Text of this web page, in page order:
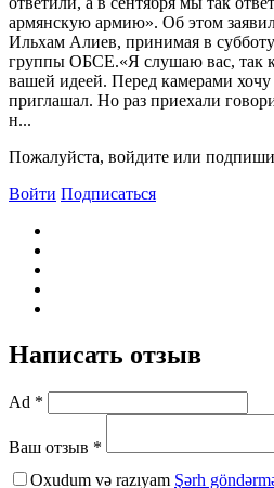
армянскую армию». Об этом
Ильхам Алиев, принимая в
группы ОБСЕ.«Я слушаю вас, так
вашей идеей. Перед камерами хочу
приглашал. Но раз приехали
н...
Пожалуйста, войдите или
Войти Подписаться
Написать отзыв
Ad *
Ваш отзыв *
Oxudum və razıyam Şərh